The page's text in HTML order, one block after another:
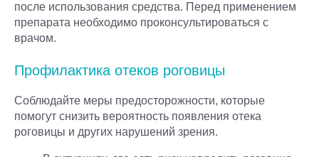
после использования средства. Перед применением
препарата необходимо проконсультироваться с
врачом.
Профилактика отеков роговицы
Соблюдайте меры предосторожности, которые
помогут снизить вероятность появления отека
роговицы и других нарушений зрения.